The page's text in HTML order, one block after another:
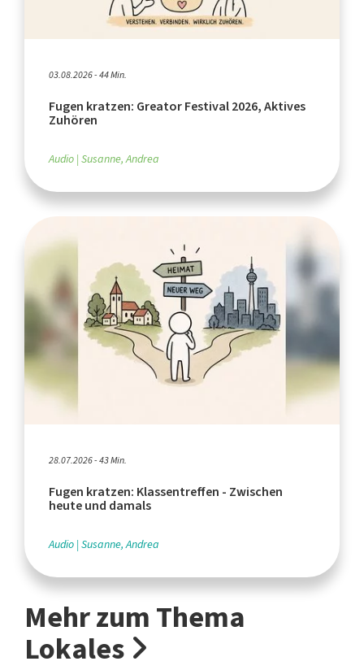
03.08.2026 - 44 Min.
Fugen kratzen: Greator Festival 2026, Aktives
Zuhören
Audio Susanne, Andrea
28.07.2026 - 43 Min.
Fugen kratzen: Klassentreffen - Zwischen
heute und damals
Audio Susanne, Andrea
Mehr zum Thema
Lokales